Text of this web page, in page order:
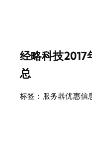
经略科技2017
总
标签： 服务器优惠信